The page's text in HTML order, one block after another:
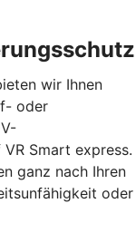
wir Ihnen
oder
Smart express.
ganz nach Ihren
oder